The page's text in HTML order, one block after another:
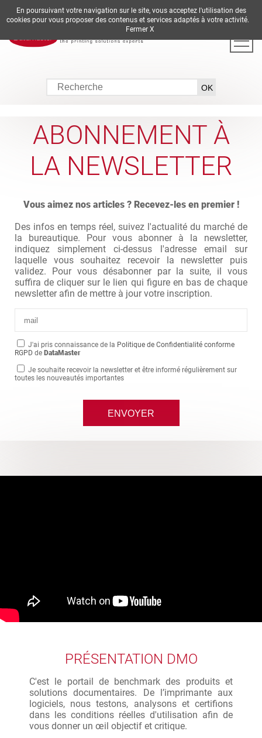
DE EN ES FR IT
ABONNEMENT À
LA NEWSLETTER
Vous aimez nos articles ? Recevez-les en premier !
Des infos en temps réel, suivez l'actualité du marché de
la bureautique. Pour vous abonner à la newsletter,
indiquez simplement ci-dessus l'adresse email sur
laquelle vous souhaitez recevoir la newsletter puis
validez. Pour vous désabonner par la suite, il vous
suffira de cliquer sur le lien qui figure en bas de chaque
newsletter afin de mettre à jour votre inscription.
J'ai pris connaissance de la Politique de Confidentialité conforme
RGPD de DataMaster
Je souhaite recevoir la newsletter et être informé régulièrement sur
toutes les nouveautés importantes
PRÉSENTATION DMO
C'est le portail de benchmark des produits et
solutions documentaires. De l’imprimante aux
logiciels, nous testons, analysons et certifions
dans les conditions réelles d'utilisation afin de
vous donner un œil objectif et critique.
En poursuivant votre navigation sur le site, vous acceptez l'utilisation des
cookies pour vous proposer des contenus et services adaptés à votre activité.
Fermer X